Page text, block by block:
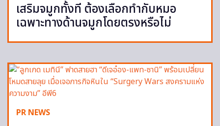
เสริมจมูกทั้งที ต้องเลือกทำกับหมอ
เฉพาะทางด้านจมูกโดยตรงหรือไม่
PR NEWS